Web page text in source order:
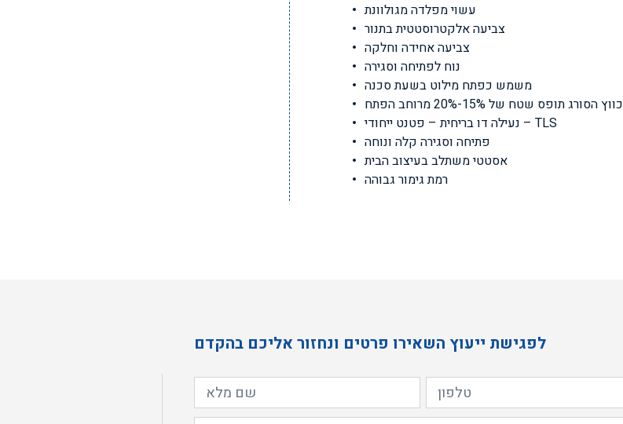
עשוי מפלדה מגולוונת
צביעה אלקטרוסטטית בתנור
צביעה אחידה וחלקה
נוח לפתיחה וסגירה
משמש כפתח מילוט בשעת סכנה
כווץ הסורג תופס שטח של 15%-20% מרוחב הפתח
נעילה דו בריחית – פטנט ייחודי – TLS
פתיחה וסגירה קלה ונוחה
אסטטי משתלב בעיצוב הבית
רמת גימור גבוהה
לפגישת ייעוץ השאירו פרטים ונחזור אליכם בהקדם